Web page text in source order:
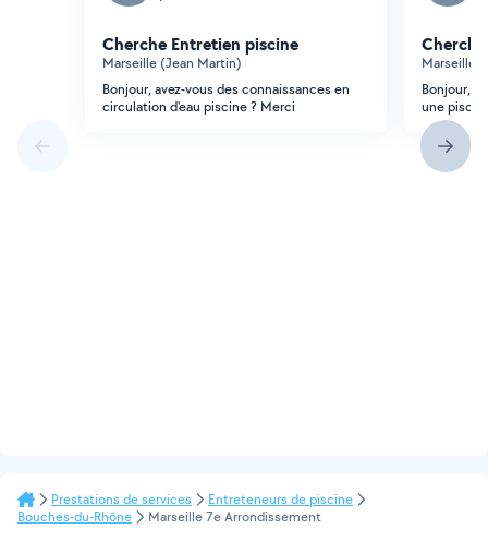
Cherche Entretien piscine
Marseille (Jean Martin)
Bonjour, avez-vous des connaissances en
circulation d'eau piscine ? Merci
Marseille
Bonjour, à
une
Prestations de services
Entreteneurs de piscine
Bouches-du-Rhône
Marseille 7e Arrondissement